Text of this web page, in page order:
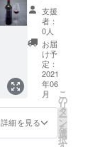
を有効
に致し
ます。
※有効期
限：
2021年
6月〜
2022年
けませ
ん。 ※
掲載画
像のワ
インは
参考で
す。 ※
ピアラ
に刻印
したい
お名前
をアル
ファ
いただ
けませ
ん。 ※
コロナ
の影響
により
リター
ン開始
に変更
が出る
可能性
がござ
います
ガイド
では、
一般の
方が収
穫祭(ル
トヴェ
リ)やそ
の後に
行われ
るワイ
ナリー
(マラニ)
での宴
ヴリワ
インの
独占購
入権。
・支援
してい
ただき
ました
法人様
のお名
前(任意)
を
DaiSuW
の独占
購入
権】※法
人様向
本初上
陸 ク
ヴェヴ
リセミ
ス
ウィー
トワイ
ン100本
支援
者：
0人
お届
け予
定：
2021
年06
月
詳細を見る
こ
の
リ
タ
ー
ン
を
選
択